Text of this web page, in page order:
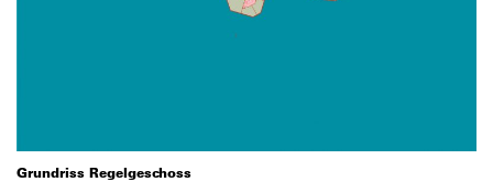
Grundriss Regelgeschoss